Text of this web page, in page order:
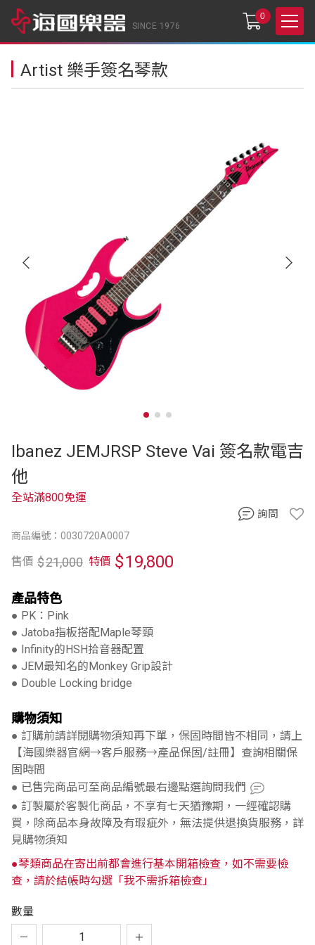
SINCE 1976
0
Artist 樂手簽名琴款
Ibanez JEMJRSP Steve Vai 簽名款電吉
他
商品編號：0030720A0007
全站滿800免運
售價 $21,000 特價 $19,800
產品特色
● PK：Pink
● Jatoba指板搭配Maple琴頸
● Infinity的HSH拾音器配置
● JEM最知名的Monkey Grip設計
● Double Locking bridge
購物須知
● 訂購前請詳閱購物須知再下單，保固時間皆不相同，請上
【海國樂器官網→客戶服務→產品保固/註冊】查詢相關保
固時間
● 已售完商品可至商品編號最右邊點選詢問我們
● 訂製屬於客製化商品，不享有七天猶豫期，一經確認購
買，除商品本身故障及有瑕疵外，無法提供退換貨服務，詳
見購物須知
●琴類商品在寄出前都會進行基本開箱檢查，如不需要檢
查，請於結帳時勾選「我不需拆箱檢查」
數量
詢問